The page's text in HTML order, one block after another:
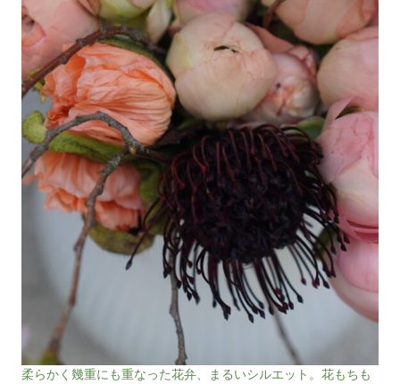
柔らかく幾重にも重なった花弁、まるいシルエット。花もちも